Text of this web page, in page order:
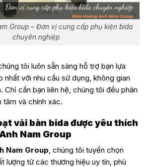
Group – Đơn vị cung cấp phụ kiện bida
chuyên nghiệp
tôi luôn sẵn sàng hỗ trợ bạn lựa
nhất với nhu cầu sử dụng, không gian
Chỉ cần bạn liên hệ, chúng tôi đều phản
tâm và chính xác.
vải bàn bida được yêu thích
Nam Group
Nam Group, chúng tôi tuyển chọn
lượng từ các thương hiệu uy tín, phù